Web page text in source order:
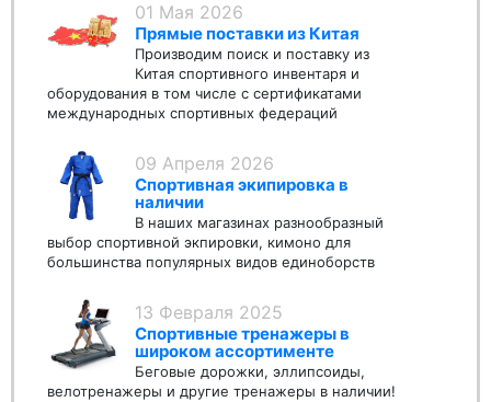
01 Мая 2026
Прямые поставки из Китая
Производим поиск и поставку из
Китая спортивного инвентаря и
оборудования в том числе с сертификатами
международных спортивных федераций
09 Апреля 2026
Спортивная экипировка в
наличии
В наших магазинах разнообразный
выбор спортивной экпировки, кимоно для
большинства популярных видов единоборств
13 Февраля 2025
Спортивные тренажеры в
широком ассортименте
Беговые дорожки, эллипсоиды,
велотренажеры и другие тренажеры в наличии!